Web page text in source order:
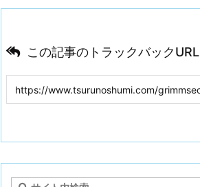
この記事のトラックバックURL